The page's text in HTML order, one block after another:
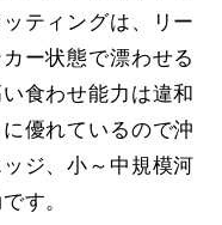
ティングは、リー
ー状態で漂わせる
食わせ能力は違和
優れているので沖
ジ、小～中規模河
す。